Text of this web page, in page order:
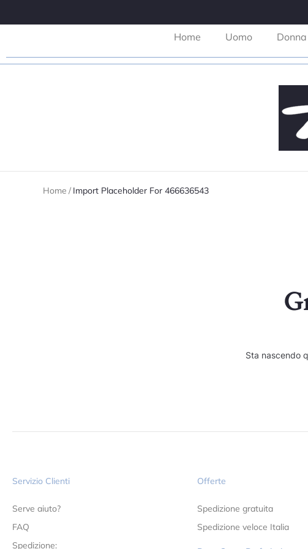
Home Uomo Donna
Home / Import Placeholder For 466636543
Sta nascendo
Servizio Clienti
Serve aiuto?
FAQ
Spedizione:
Offerte
Spedizione gratuita
Spedizione veloce Italia